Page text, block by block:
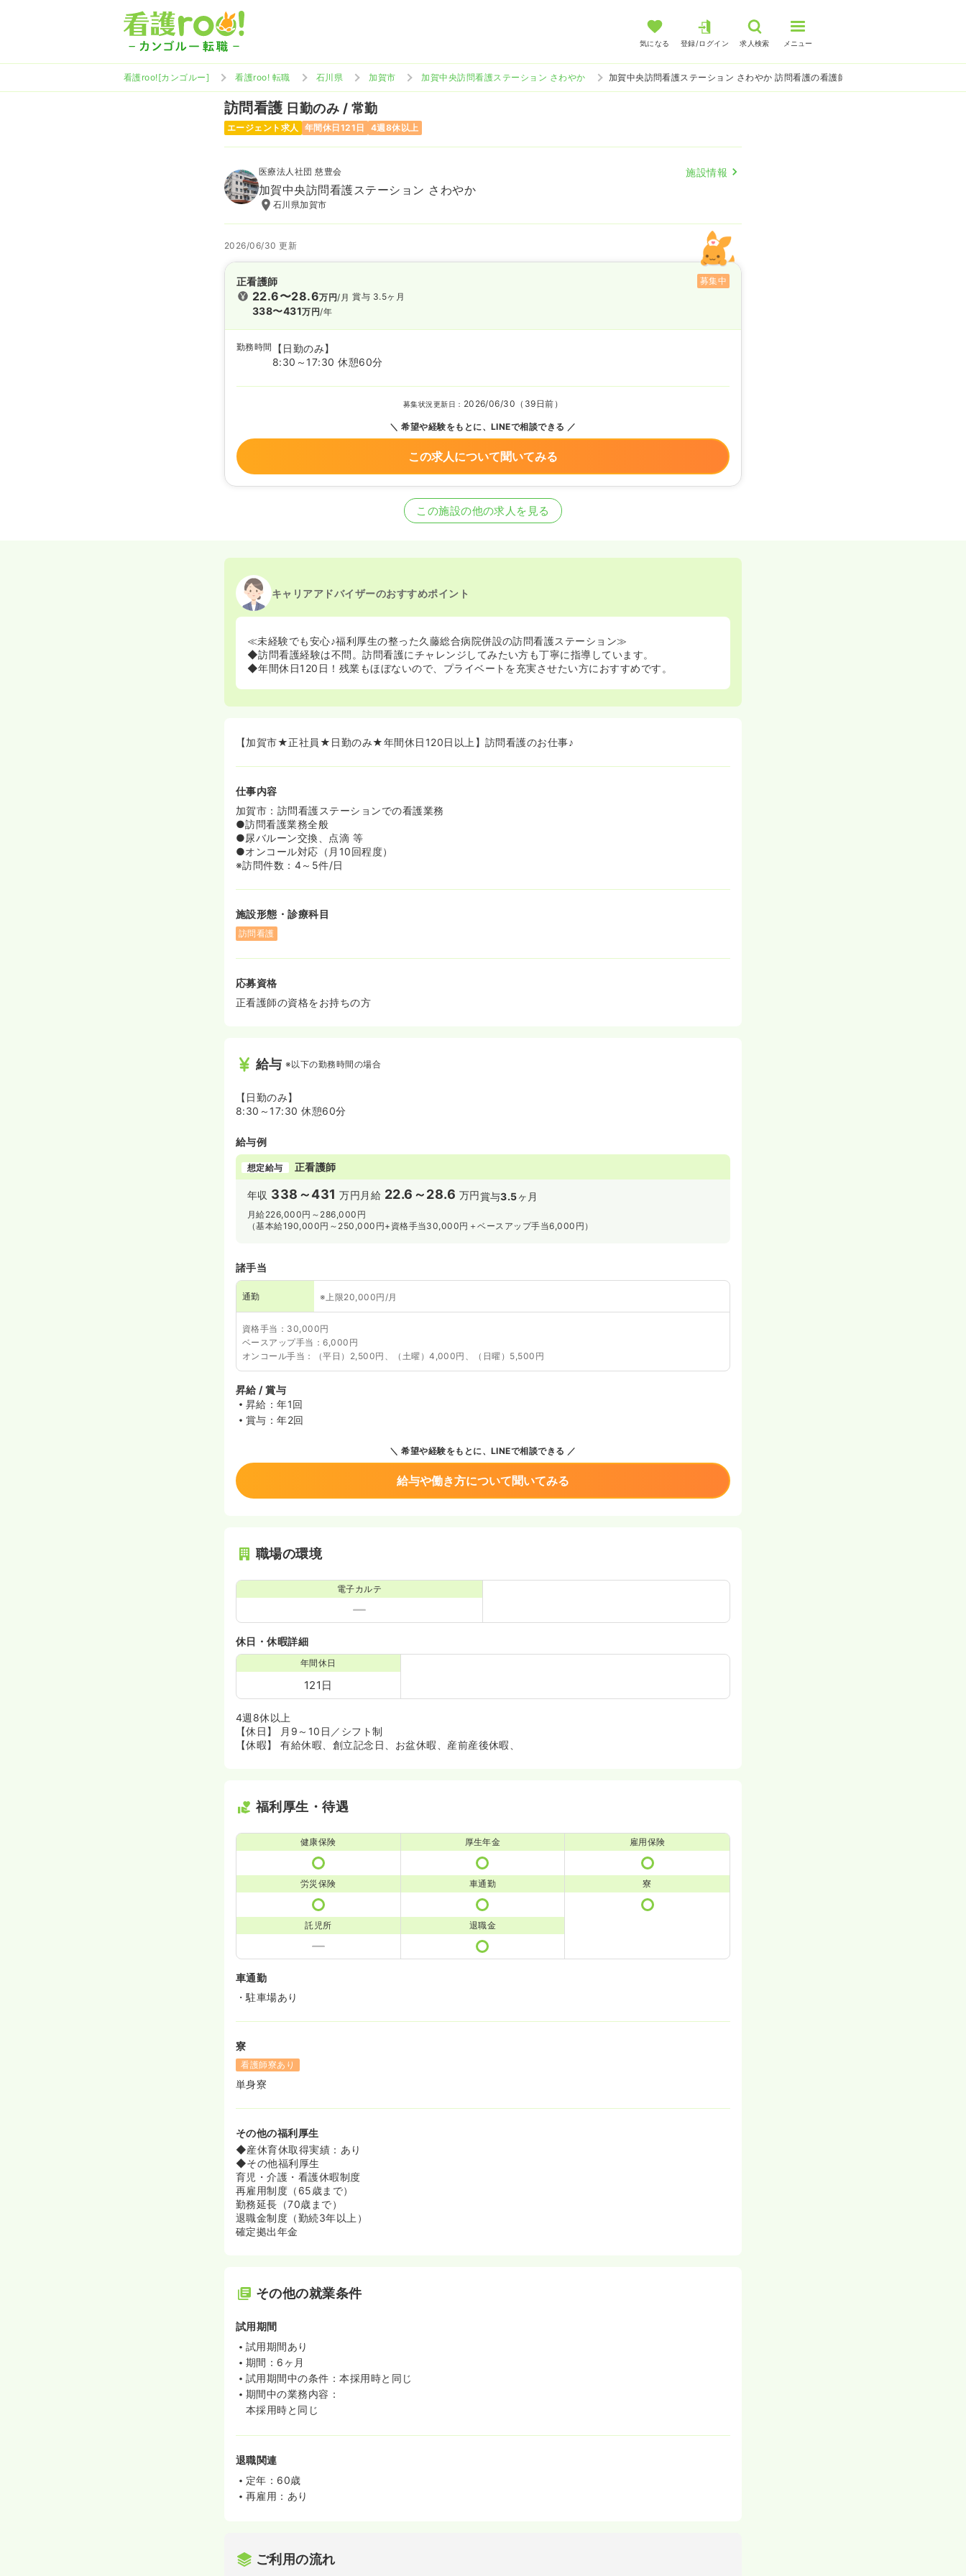
気になる 登録/ログイン 求人検索 メニュー
看護roo![カンゴルー] 看護roo! 転職 石川県 加賀市 加賀中央訪問看護ステーション さわやか 加賀中央訪問看護ステーション さわやか 訪問看護の看護師求人
訪問看護 日勤のみ / 常勤
エージェント求人 年間休日121日 4週8休以上
医療法人社団 慈豊会 施設情報
加賀中央訪問看護ステーション さわやか
石川県加賀市
2026/06/30 更新
正看護師 募集中
22.6〜28.6万円/月
338〜431万円/年
賞与 3.5ヶ月
勤務時間
【日勤のみ】
8:30～17:30 休憩60分
募集状況更新日： 2026/06/30（39日前）
希望や経験をもとに、LINEで相談できる
この求人について聞いてみる
この施設の他の求人を見る
キャリアアドバイザーのおすすめポイント
≪未経験でも安心♪福利厚生の整った久藤総合病院併設の訪問看護ステーション≫
◆訪問看護経験は不問。訪問看護にチャレンジしてみたい方も丁寧に指導しています。
◆年間休日120日！残業もほぼないので、プライベートを充実させたい方におすすめです。
【加賀市★正社員★日勤のみ★年間休日120日以上】訪問看護のお仕事♪
仕事内容
加賀市：訪問看護ステーションでの看護業務
●訪問看護業務全般
●尿バルーン交換、点滴 等
●オンコール対応（月10回程度）
※訪問件数：4～5件/日
施設形態・診療科目
訪問看護
応募資格
正看護師の資格をお持ちの方
給与 ※以下の勤務時間の場合
【日勤のみ】
8:30～17:30 休憩60分
給与例
想定給与 正看護師
年収 338～431 万円 月給 22.6～28.6 万円賞与3.5ヶ月
月給226,000円～286,000円
（基本給190,000円～250,000円+資格手当30,000円＋ベースアップ手当6,000円）
諸手当
通勤 ※上限20,000円/月
資格手当：30,000円
ベースアップ手当：6,000円
オンコール手当：（平日）2,500円、（土曜）4,000円、（日曜）5,500円
昇給 / 賞与
昇給：年1回
賞与：年2回
希望や経験をもとに、LINEで相談できる
給与や働き方について聞いてみる
職場の環境
電子カルテ
休日・休暇詳細
年間休日
121日
4週8休以上
【休日】 月9～10日／シフト制
【休暇】 有給休暇、創立記念日、お盆休暇、産前産後休暇、
福利厚生・待遇
健康保険 厚生年金 雇用保険
労災保険 車通勤 寮
託児所 退職金
車通勤
・駐車場あり
寮
看護師寮あり
単身寮
その他の福利厚生
◆産休育休取得実績：あり
◆その他福利厚生
育児・介護・看護休暇制度
再雇用制度（65歳まで）
勤務延長（70歳まで）
退職金制度（勤続3年以上）
確定拠出年金
その他の就業条件
試用期間
試用期間あり
期間：6ヶ月
試用期間中の条件：本採用時と同じ
期間中の業務内容：
本採用時と同じ
退職関連
定年：60歳
再雇用：あり
ご利用の流れ